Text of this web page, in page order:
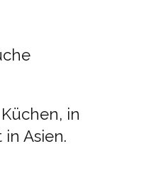
in
Asien.